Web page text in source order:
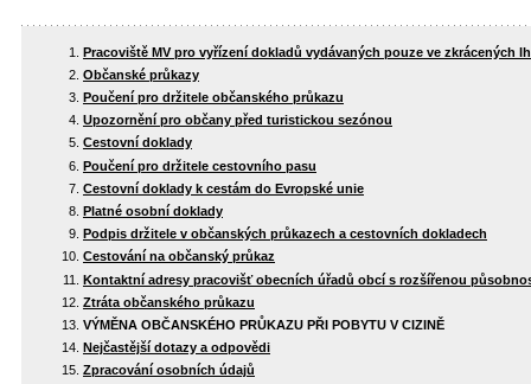
Pracoviště MV pro vyřízení dokladů vydávaných pouze ve zkrácených
Občanské průkazy
Poučení pro držitele občanského průkazu
Upozornění pro občany před turistickou sezónou
Cestovní doklady
Poučení pro držitele cestovního pasu
Cestovní doklady k cestám do Evropské unie
Platné osobní doklady
Podpis držitele v občanských průkazech a cestovních dokladech
Cestování na občanský průkaz
Kontaktní adresy pracovišť obecních úřadů obcí s rozšířenou
Ztráta občanského průkazu
VÝMĚNA OBČANSKÉHO PRŮKAZU PŘI POBYTU V CIZINĚ
Nejčastější dotazy a odpovědi
Zpracování osobních údajů